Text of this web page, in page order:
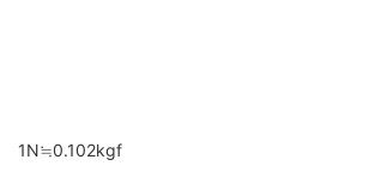
1N≒0.102kgf